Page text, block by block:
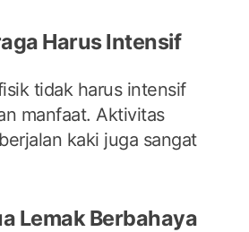
Harus Intensif
tidak harus intensif
manfaat. Aktivitas
kaki juga sangat
Lemak Berbahaya